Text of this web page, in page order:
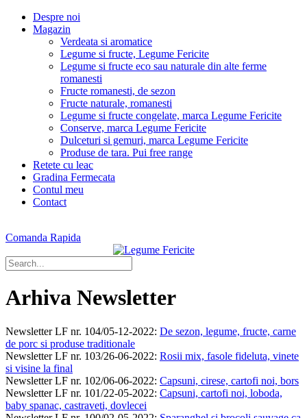
Despre noi
Magazin
Verdeata si aromatice
Legume si fructe, Legume Fericite
Legume si fructe eco sau naturale din alte ferme
romanesti
Fructe romanesti, de sezon
Fructe naturale, romanesti
Legume si fructe congelate, marca Legume Fericite
Conserve, marca Legume Fericite
Dulceturi si gemuri, marca Legume Fericite
Produse de tara. Pui free range
Retete cu leac
Gradina Fermecata
Contul meu
Contact
Comanda Rapida
Arhiva Newsletter
Newsletter LF nr. 104/05-12-2022: De sezon, legume, fructe, carne
de porc si produse traditionale
Newsletter LF nr. 103/26-06-2022: Rosii mix, fasole fideluta, vinete
si visine la final
Newsletter LF nr. 102/06-06-2022: Capsuni, cirese, cartofi noi, bors
Newsletter LF nr. 101/22-05-2022: Capsuni, cartofi noi, loboda,
baby spanac, castraveti, dovlecei